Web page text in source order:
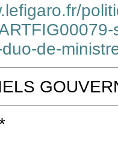
de-